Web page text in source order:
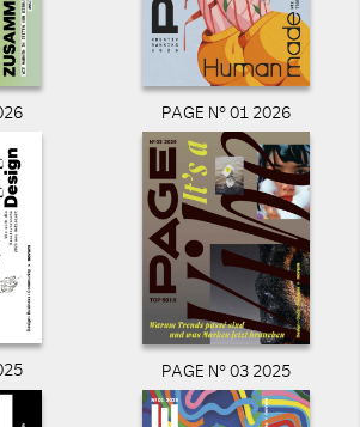
PAGE N° 01 2026
PAGE N° 03 2025